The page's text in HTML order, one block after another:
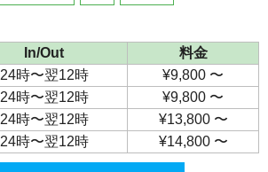
In/Out
料金
24時〜翌12時
¥9,800 〜
24時〜翌12時
¥9,800 〜
24時〜翌12時
¥13,800 〜
24時〜翌12時 ¥14,800 〜